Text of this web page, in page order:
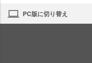
PC版に切り替え